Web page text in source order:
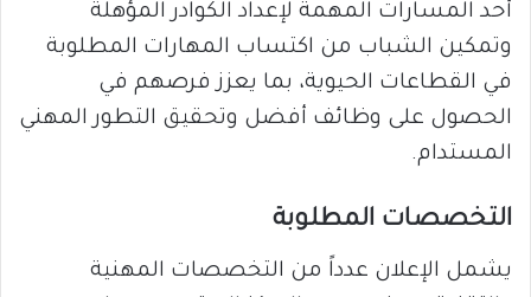
أحد المسارات المهمة لإعداد الكوادر المؤهلة
وتمكين الشباب من اكتساب المهارات المطلوبة
في القطاعات الحيوية، بما يعزز فرصهم في
الحصول على وظائف أفضل وتحقيق التطور المهني
المستدام.
التخصصات المطلوبة
يشمل الإعلان عدداً من التخصصات المهنية